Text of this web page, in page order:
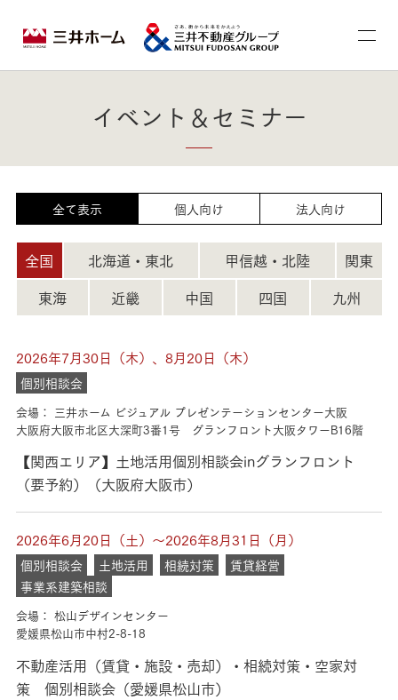
イベント＆セミナー
全て表示 個人向け 法人向け
全国 北海道・東北 甲信越・北陸
関東
東海
近畿 中国 四国 九州
2026年7月30日（木）、8月20日（木）
個別相談会
会場： 三井ホーム ビジュアル プレゼンテーションセンター大阪
大阪府大阪市北区大深町3番1号 グランフロント大阪タワーB16階
【関西エリア】土地活用個別相談会inグランフロント
（要予約）（大阪府大阪市）
2026年6月20日（土）～2026年8月31日（月）
個別相談会 土地活用 相続対策
賃貸経営
事業系建築相談
会場： 松山デザインセンター
愛媛県松山市中村2-8-18
不動産活用（賃貸・施設・売却）・相続対策・空家対
策 個別相談会（愛媛県松山市）